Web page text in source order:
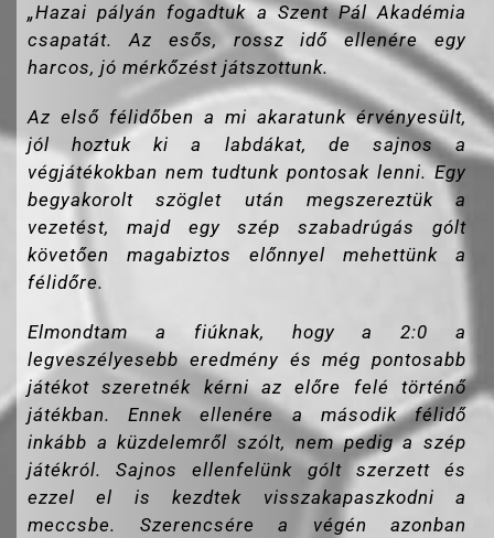
„Hazai pályán fogadtuk a Szent Pál Akadémia
csapatát. Az esős, rossz idő ellenére egy
harcos, jó mérkőzést játszottunk.
Az első félidőben a mi akaratunk érvényesült,
jól hoztuk ki a labdákat, de sajnos a
végjátékokban nem tudtunk pontosak lenni. Egy
begyakorolt szöglet után megszereztük a
vezetést, majd egy szép szabadrúgás gólt
követően magabiztos előnnyel mehettünk a
félidőre.
Elmondtam a fiúknak, hogy a 2:0 a
legveszélyesebb eredmény és még pontosabb
játékot szeretnék kérni az előre felé történő
játékban. Ennek ellenére a második félidő
inkább a küzdelemről szólt, nem pedig a szép
játékról. Sajnos ellenfelünk gólt szerzett és
ezzel el is kezdtek visszakapaszkodni a
meccsbe. Szerencsére a végén azonban